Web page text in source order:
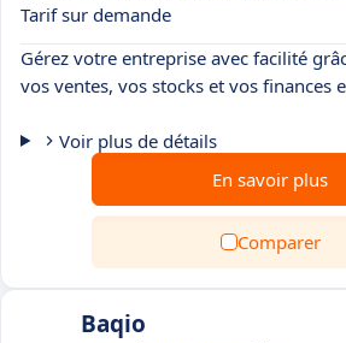
Tarif sur demande
Gérez votre entreprise avec facilité
vos ventes, vos stocks et vos finances
Voir plus de détails
En savoir plus
Comparer
Baqio